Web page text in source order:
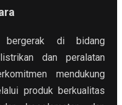
bergerak di bidang
dan peralatan
mendukung
produk berkualitas